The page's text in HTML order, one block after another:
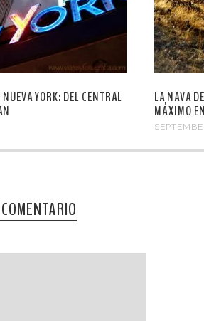
YORK: DEL CENTRAL
LA NAVA
MÁXIMO